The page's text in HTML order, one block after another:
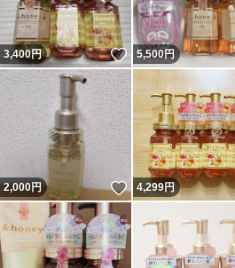
3,400円 いいね！
5,500円
2,000円 いいね！
4,299円